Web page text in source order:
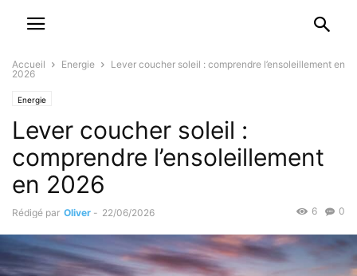
Accueil Energie
Lever coucher soleil : comprendre l’ensoleillement en
2026
Energie
Lever coucher soleil :
comprendre l’ensoleillement
en 2026
Rédigé par Oliver - 22/06/2026 0
6